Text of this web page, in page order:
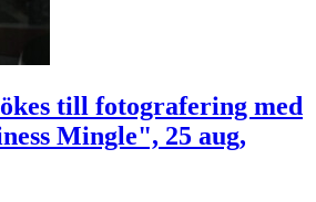
till fotografering med
Mingle", 25 aug,